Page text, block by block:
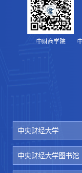
中财商学院
中央财经大学
中央财经大学图书馆